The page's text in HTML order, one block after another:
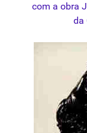
com a obra
da